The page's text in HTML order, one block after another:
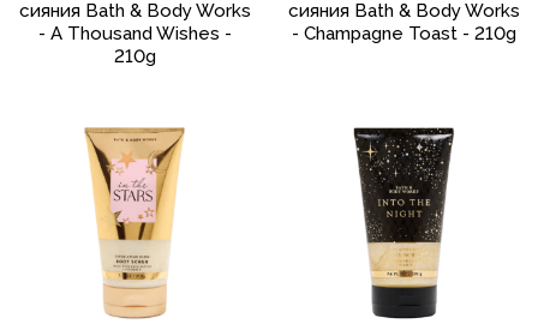
сияния Bath & Body Works
- A Thousand Wishes -
210g
сияния Bath & Body Works
- Champagne Toast - 210g